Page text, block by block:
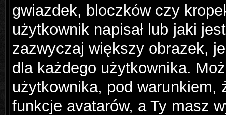
gwiazdek, bloczków czy
użytkownik napisał lub jaki
zazwyczaj większy obrazek,
dla każdego użytkownika.
użytkownika, pod warunkiem,
funkcje avatarów, a Ty masz